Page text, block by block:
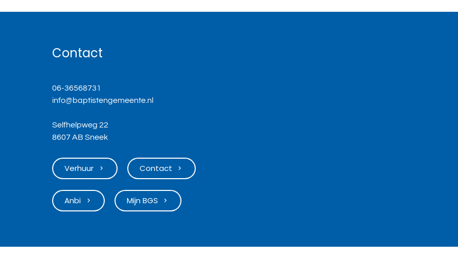
Contact
06-36568731
info@baptistengemeente.nl
Selfhelpweg 22
8607 AB Sneek
Verhuur keyboard_arrow_right Contact keyboard_arrow_right
Anbi keyboard_arrow_right Mijn BGS keyboard_arrow_right